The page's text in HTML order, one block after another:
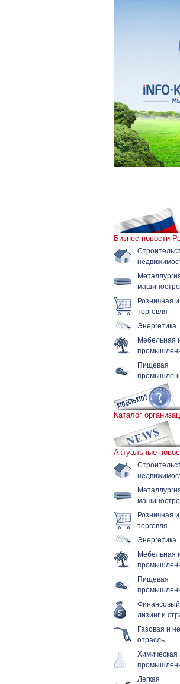
Бизнес-новости
Розничная
торговля
Энергетика
Мебельная
Пищевая
Каталог
Актуальные
Розничная
торговля
Энергетика
Мебельная
Пищевая
лизинг и
Газовая и
отрасль
Химическая
Легкая